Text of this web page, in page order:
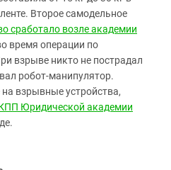
Второе самодельное
сработало возле академии
время операции по
взрыве никто не пострадал
робот-манипулятор.
взрывные устройства,
Юридической академии